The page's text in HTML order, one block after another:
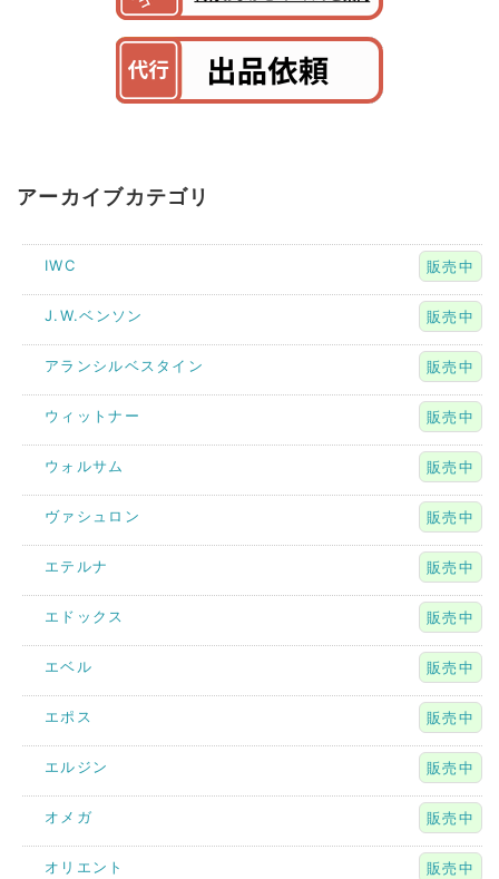
アーカイブカテゴリ
IWC 販売中
J.W.ベンソン 販売中
アランシルベスタイン 販売中
ウィットナー 販売中
ウォルサム 販売中
ヴァシュロン 販売中
エテルナ 販売中
エドックス 販売中
エベル 販売中
エポス 販売中
エルジン 販売中
オメガ 販売中
オリエント 販売中